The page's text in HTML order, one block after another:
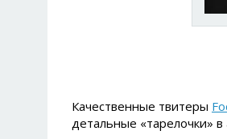
Качественные твитеры
детальные «тарелочки»